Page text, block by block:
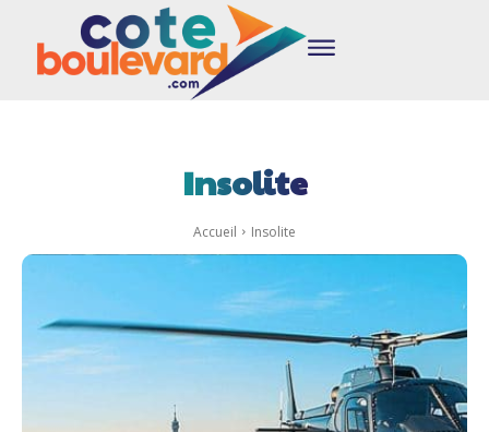
Insolite
Accueil Insolite